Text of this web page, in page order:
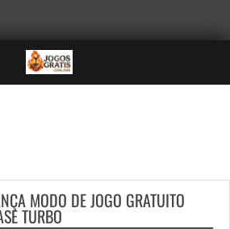
MODO DE JOGO GRATUITO
TURBO